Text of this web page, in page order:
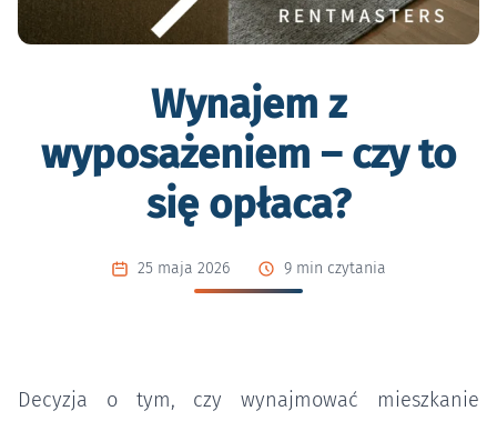
Wynajem z
wyposażeniem – czy to
się opłaca?
25 maja 2026 9 min czytania
Decyzja o tym, czy wynajmować mieszkanie